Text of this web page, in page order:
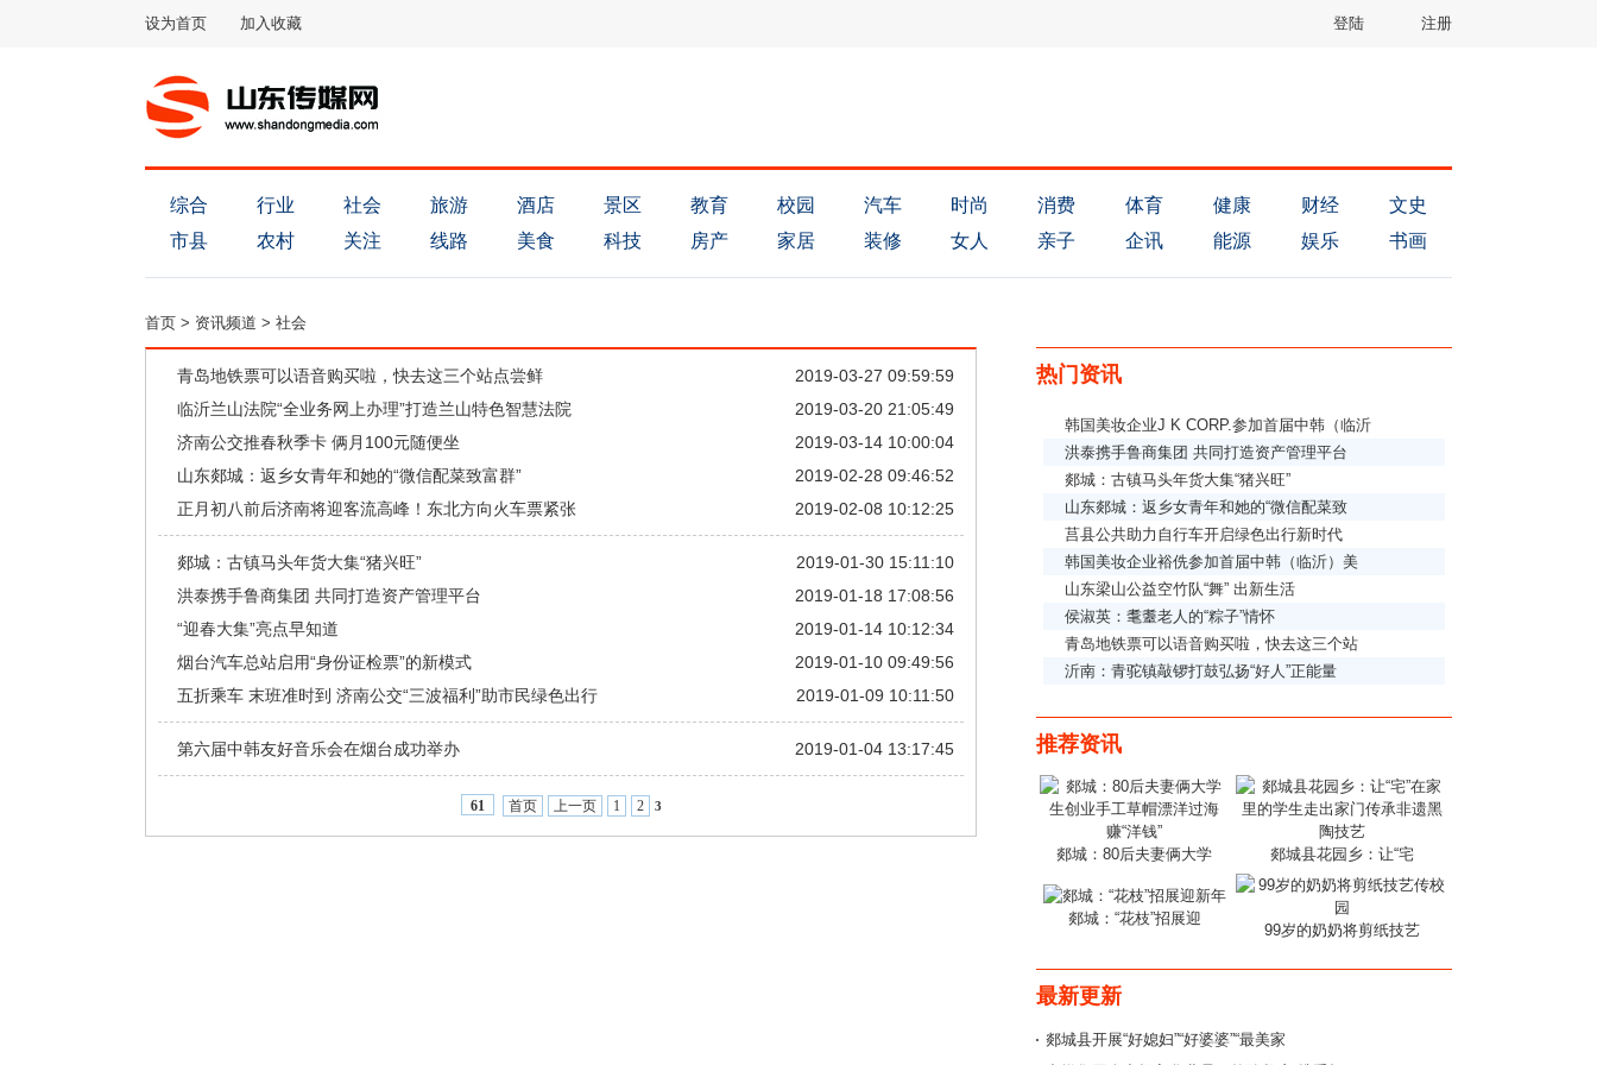
设为首页 加入收藏 登陆 注册
综合 行业 社会 旅游 酒店 景区 教育 校园 汽车 时尚 消费 体育 健康 财经
文史
市县
农村 关注 线路 美食 科技 房产 家居 装修 女人 亲子 企讯 能源 娱乐 书画
首页 > 资讯频道 > 社会
青岛地铁票可以语音购买啦，快去这三个站点尝鲜
2019-03-27 09:59:59
临沂兰山法院“全业务网上办理”打造兰山特色智慧法院
2019-03-20 21:05:49
济南公交推春秋季卡 俩月100元随便坐
2019-03-14 10:00:04
山东郯城：返乡女青年和她的“微信配菜致富群”
2019-02-28 09:46:52
正月初八前后济南将迎客流高峰！东北方向火车票紧张
2019-02-08 10:12:25
郯城：古镇马头年货大集“猪兴旺”
2019-01-30 15:11:10
洪泰携手鲁商集团 共同打造资产管理平台
2019-01-18 17:08:56
“迎春大集”亮点早知道
2019-01-14 10:12:34
烟台汽车总站启用“身份证检票”的新模式
2019-01-10 09:49:56
五折乘车 末班准时到 济南公交“三波福利”助市民绿色出行
2019-01-09 10:11:50
第六届中韩友好音乐会在烟台成功举办 2019-01-04 13:17:45
61 首页 上一页 1 2 3
热门资讯
韩国美妆企业J K CORP.参加首届中韩（临沂
洪泰携手鲁商集团 共同打造资产管理平台
郯城：古镇马头年货大集“猪兴旺”
山东郯城：返乡女青年和她的“微信配菜致
莒县公共助力自行车开启绿色出行新时代
韩国美妆企业裕侁参加首届中韩（临沂）美
山东梁山公益空竹队“舞” 出新生活
侯淑英：耄耋老人的“粽子”情怀
青岛地铁票可以语音购买啦，快去这三个站
沂南：青驼镇敲锣打鼓弘扬“好人”正能量
推荐资讯
郯城：80后夫妻俩大学 郯城县花园乡：让“宅
郯城：“花枝”招展迎
99岁的奶奶将剪纸技艺
最新更新
郯城县开展“好媳妇”“好婆婆”“最美家